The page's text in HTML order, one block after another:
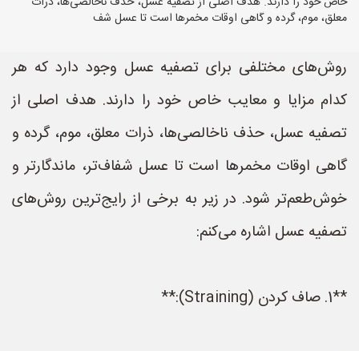
معلق، موم، گرده و گاهی اوقات مخمرها است تا عسل شف
روش‌های مختلفی برای تصفیه عسل وجود دارد که هر
کدام مزایا و معایب خاص خود را دارند. هدف اصلی از
تصفیه عسل، حذف ناخالصی‌ها، ذرات معلق، موم، گرده و
گاهی اوقات مخمرها است تا عسل شفاف‌تر، ماندگارتر و
خوش‌طعم‌تر شود. در زیر به برخی از رایج‌ترین روش‌های
تصفیه عسل اشاره می‌کنم:
**1. صاف کردن (Straining):**